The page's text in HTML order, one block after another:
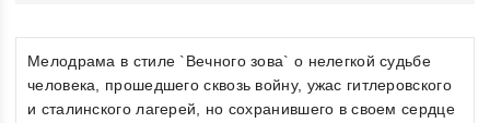
Мелодрама в стиле `Вечного зова` о нелегкой судьбе
человека, прошедшего сквозь войну, ужас гитлеровского
и сталинского лагерей, но сохранившего в своем сердце